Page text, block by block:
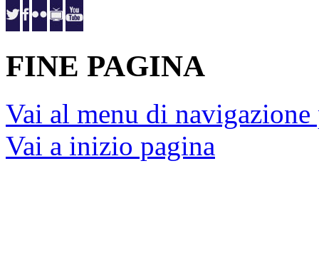
FINE PAGINA
Vai al menu di
Vai a inizio pagina